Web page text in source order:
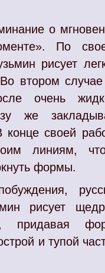
о
По
рисует
втором
очень
же
конце своей
линиям,
формы.
рисует
придавая
и тупой